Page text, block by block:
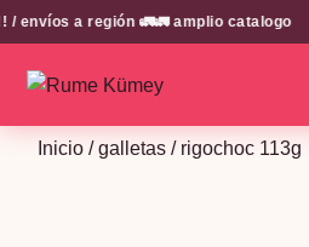
a región 🚛🚛 amplio catalogo
Inicio /galletas / rigochoc 113g